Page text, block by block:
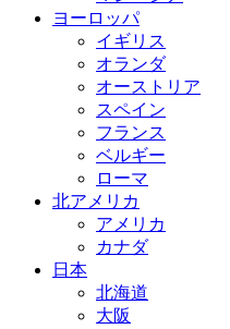
ヨーロッパ
イギリス
オランダ
オーストリア
スペイン
フランス
ベルギー
ローマ
北アメリカ
アメリカ
カナダ
日本
北海道
大阪